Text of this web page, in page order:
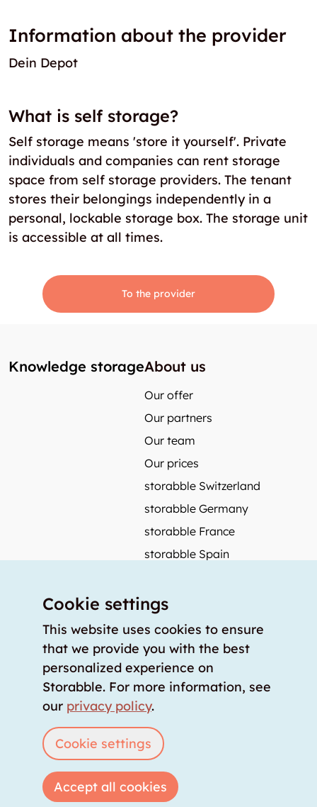
Information about the provider
Dein Depot
What is self storage?
Self storage means 'store it yourself'. Private
individuals and companies can rent storage
space from self storage providers. The tenant
stores their belongings independently in a
personal, lockable storage box. The storage unit
is accessible at all times.
To the provider
Knowledge storageAbout us
Our offer
Our partners
Our team
Our prices
storabble Switzerland
storabble Germany
storabble France
storabble Spain
Press coverage
How to calculate the size of a storage room?
How much does a storage room cost?
For storage providers
Login List storage room
Copyright © 2026 storabble|privacy policy
Cookie settings
This website uses cookies to ensure
that we provide you with the best
personalized experience on
Storabble. For more information, see
our privacy policy.
Cookie settings
Accept all cookies